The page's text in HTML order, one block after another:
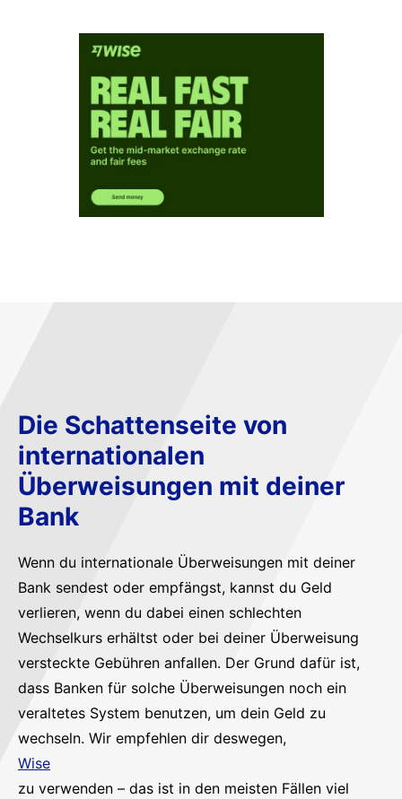
Die Schattenseite von
internationalen
Überweisungen mit deiner
Bank
Wenn du internationale Überweisungen mit deiner
Bank sendest oder empfängst, kannst du Geld
verlieren, wenn du dabei einen schlechten
Wechselkurs erhältst oder bei deiner Überweisung
versteckte Gebühren anfallen. Der Grund dafür ist,
dass Banken für solche Überweisungen noch ein
veraltetes System benutzen, um dein Geld zu
wechseln. Wir empfehlen dir deswegen,
Wise
zu verwenden – das ist in den meisten Fällen viel